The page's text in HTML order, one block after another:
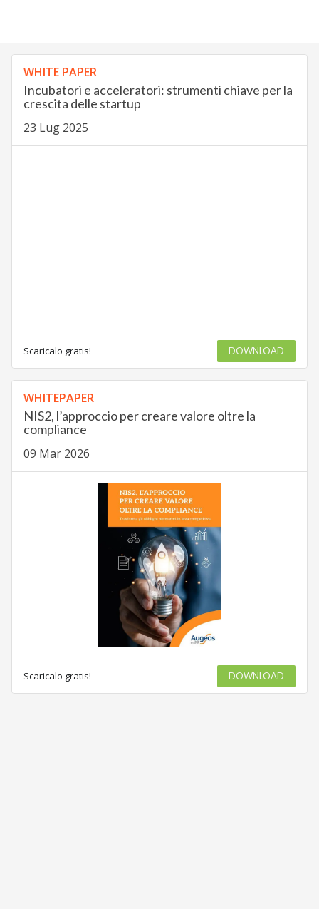
WHITE PAPER
Incubatori e acceleratori: strumenti chiave per la
crescita delle startup
23 Lug 2025
Scaricalo gratis! DOWNLOAD
WHITEPAPER
NIS2, l’approccio per creare valore oltre la
compliance
09 Mar 2026
Scaricalo gratis! DOWNLOAD